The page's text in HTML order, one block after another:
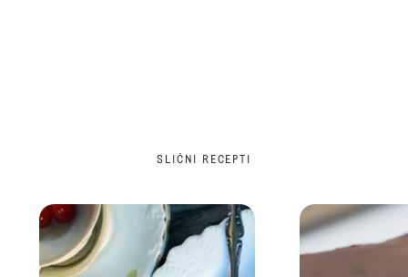
SLIČNI RECEPTI